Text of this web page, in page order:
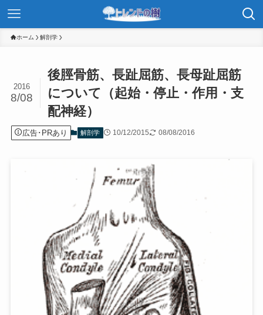
ホーム 解剖学
後脛骨筋、長趾屈筋、長母趾屈筋
について（起始・停止・作用・支
配神経）
2016
8/08
広告･PRあり 解剖学 10/12/2015 08/08/2016